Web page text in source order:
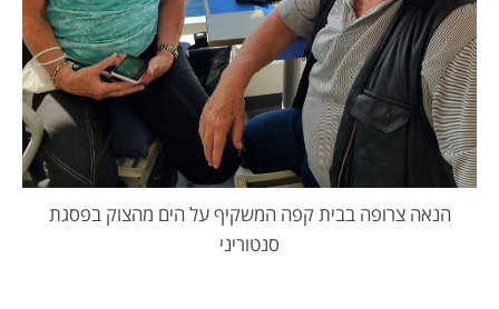
הנאה צרופה בבית קפה המשקיף על הים מהצוק בפסגת
סנטוריני